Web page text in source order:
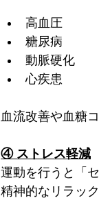
高血圧
糖尿病
動脈硬化
心疾患
血流改善や血糖
④ ストレス軽減
運動を行うと「
精神的なリラッ